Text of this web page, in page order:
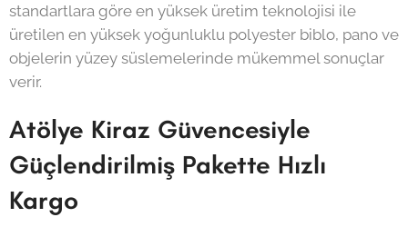
standartlara göre en yüksek üretim teknolojisi ile
üretilen en yüksek yoğunluklu polyester biblo, pano ve
objelerin yüzey süslemelerinde mükemmel sonuçlar
verir.
Atölye Kiraz Güvencesiyle
Güçlendirilmiş Pakette Hızlı
Kargo